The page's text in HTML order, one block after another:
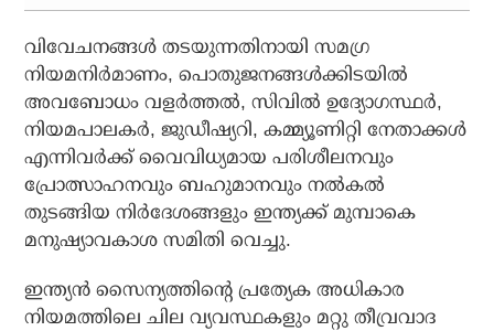
വിവേചനങ്ങള്‍ തടയുന്നതിനായി സമഗ്ര
നിയമനിര്‍മാണം, പൊതുജനങ്ങള്‍ക്കിടയില്‍
അവബോധം വളര്‍ത്തല്‍, സിവില്‍ ഉദ്യോഗസ്ഥര്‍,
നിയമപാലകര്‍, ജുഡീഷ്യറി, കമ്മ്യൂണിറ്റി നേതാക്കള്‍
എന്നിവര്‍ക്ക് വൈവിധ്യമായ പരിശീലനവും
പ്രോത്സാഹനവും ബഹുമാനവും നല്‍കല്‍
തുടങ്ങിയ നിര്‍ദേശങ്ങളും ഇന്ത്യക്ക് മുമ്പാകെ
മനുഷ്യാവകാശ സമിതി വെച്ചു.
ഇന്ത്യന്‍ സൈന്യത്തിന്റെ പ്രത്യേക അധികാര
നിയമത്തിലെ ചില വ്യവസ്ഥകളും മറ്റു തീവ്രവാദ